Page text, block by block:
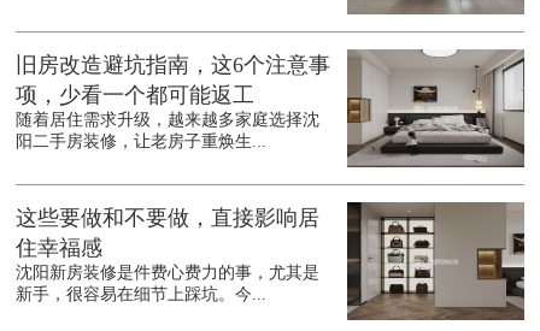
旧房改造避坑指南，这6个注意事
项，少看一个都可能返工
随着居住需求升级，越来越多家庭选择沈
阳二手房装修，让老房子重焕生...
这些要做和不要做，直接影响居
住幸福感
沈阳新房装修是件费心费力的事，尤其是
新手，很容易在细节上踩坑。今...